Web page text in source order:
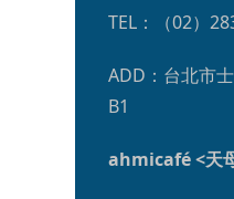
TEL：（02）
ADD：台北市
ahmicafé <天